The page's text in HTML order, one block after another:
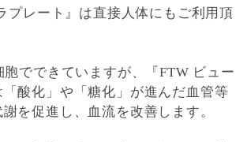
プレート』は直接人体にもご利用頂
胞でできていますが、『FTW ビュー
酸化」や「糖化」が進んだ血管等
を促進し、血流を改善します。